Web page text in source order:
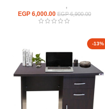
مكاتب,
EGP6,900.00
EGP 6,000.00
-13%